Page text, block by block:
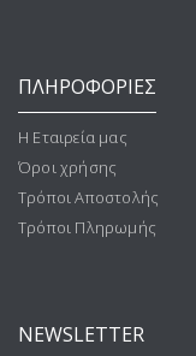
ΠΛΗΡΟΦΟΡΙΕΣ
Η Εταιρεία μας
Όροι χρήσης
Τρόποι Αποστολής
Τρόποι Πληρωμής
NEWSLETTER